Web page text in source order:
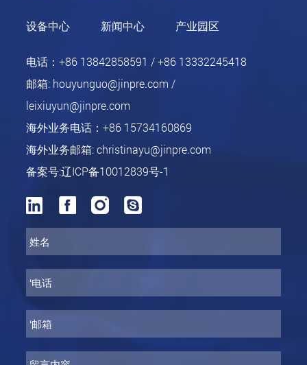
设备中心 新闻中心 产业园区
电话：+86 13842858591 / +86 13332245418
邮箱: houyunguo@jinpre.com /
leixiuyun@jinpre.com
海外业务电话：+86 15734160869
海外业务邮箱:christinayu@jinpre.com
备案号:辽ICP备10012839号-1